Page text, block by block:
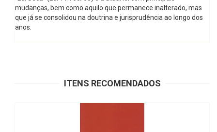
mudanças, bem como aquilo que permanece inalterado, mas
que já se consolidou na doutrina e jurisprudência ao longo dos
anos.
ITENS RECOMENDADOS